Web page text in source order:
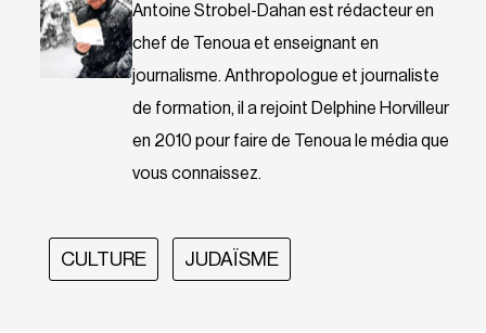
Antoine Strobel-Dahan est rédacteur en
chef de Tenoua et enseignant en
journalisme. Anthropologue et journaliste
de formation, il a rejoint Delphine Horvilleur
en 2010 pour faire de Tenoua le média que
vous connaissez.
CULTURE JUDAÏSME